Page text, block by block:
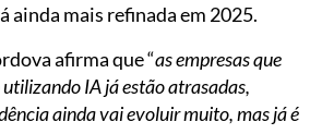
ainda mais refinada em 2025.
afirma que “as empresas que
IA já estão atrasadas,
ainda vai evoluir muito, mas já é